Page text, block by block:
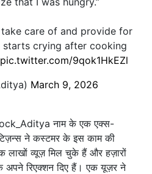
care of and provide for
starts crying after cooking
pic.twitter.com/9qok1HkEZl
March 9, 2026
नाम के एक एक्स-
ने कस्टमर के इस काम की
लाखों व्यूज़ मिल चुके हैं और हज़ारों
अपने रिएक्शन दिए हैं। एक यूज़र ने